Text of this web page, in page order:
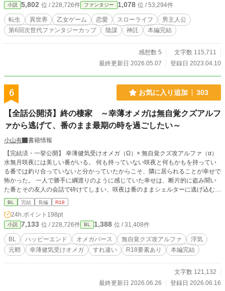
小説 5,802 位 / 228,726件 ファンタジー 1,078 位 / 53,294件
転生 異世界 乙女ゲーム 恋愛 スローライフ
男主人公
第6回次世代ファンタジーカップ
陰謀 神託 本編完結
感想数 5
文字数 115,711
最終更新日 2026.05.07
登録日 2023.04.10
6 お気に入り追加 303
【全話公開済】終の棲家 ～幸薄オメガは無自覚クズアルフ
ァから逃げて、番のまま最期の時を過ごしたい～
小山有
書籍情報
【完結済・一挙公開】 幸薄健気受けオメガ（Ω）× 無自覚クズ攻アルファ（α）
水無月咲夜には美しい番がいる。 何も持っていない咲夜と何もかもを持ってい
る番では釣り合っていないと分かっていたからこそ、隣に居られることが幸せで
怖かった。 一人で勝手に綱渡りのように感じていた幸せは、断片的に盗み聞い
た番とその友人の会話で砕けてしまい、咲夜は番のままシェルターに逃げ込むこ
とを選んだ。離れ離れになった番同士の、壮大なすれ違いラブです。 オメガバ
ース初挑戦です。 要素：浮気 / すれ違い / 切なめ / 執着 / 元鞘 / ハッピーエンド
※クズ攻が幸せになるのが嫌な人は注意です！ とんでもなくお暇がある方は、
読んでいただけると幸いです！ ※別サイト様にも投稿しております。 追記＜20
26.6.25＞オメガ、アルファを記号表記からカタカナに変更しております。
BL 完結 長編 R18
24h.ポイント 198pt
小説 7,133 位 / 228,726件 BL 1,388 位 / 31,408件
BL ハッピーエンド オメガバース 無自覚クズ攻アルファ
浮気
元鞘
幸薄健気受けオメガ すれ違い R18要素あり 本編完結
文字数 121,132
最終更新日 2026.06.26
登録日 2026.06.16